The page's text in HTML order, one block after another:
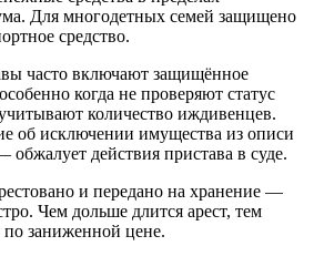
Для многодетных семей защищено
средство.
часто включают защищённое
когда не проверяют статус
количество иждивенцев.
об исключении имущества из описи
действия пристава в суде.
и передано на хранение —
Чем дольше длится арест, тем
заниженной цене.